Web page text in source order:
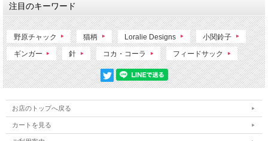
注目のキーワード
野原チャック 猫柄 Loralie Designs 小関鈴子
ギンガー 針 コカ・コーラ フィードサック
お店のトップへ戻る
カートを見る